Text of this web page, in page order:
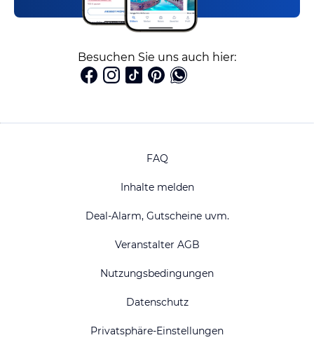
Besuchen Sie uns auch hier:
FAQ
Inhalte melden
Deal-Alarm, Gutscheine uvm.
Veranstalter AGB
Nutzungsbedingungen
Datenschutz
Privatsphäre-Einstellungen